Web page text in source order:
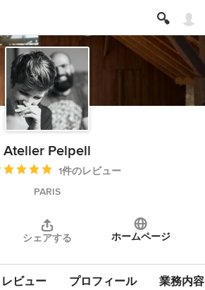
Atelier Pelpell
価：5つ星中 星51件のレビュー
PARIS
シェアする ホームページ
レビュー プロフィール 業務内容